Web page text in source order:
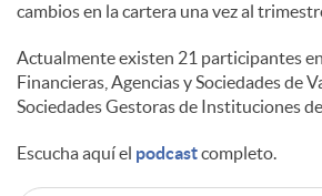
cambios en la cartera una vez al
Actualmente existen 21 participantes
Financieras, Agencias y Sociedades de
Sociedades Gestoras de Instituciones
Escucha aquí el podcastcompleto.